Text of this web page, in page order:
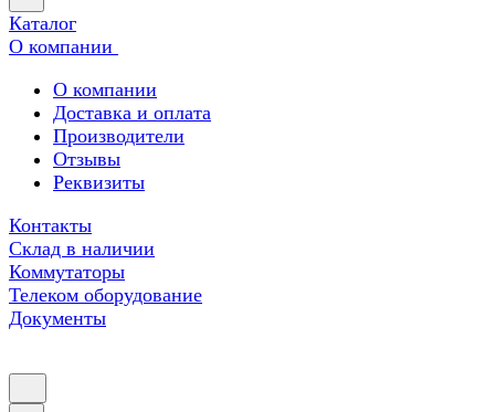
Каталог
О компании
О компании
Доставка и оплата
Производители
Отзывы
Реквизиты
Контакты
Склад в наличии
Коммутаторы
Телеком оборудование
Документы